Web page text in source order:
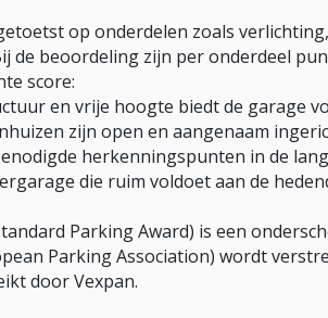
op onderdelen zoals
de beoordeling zijn per onderdeel
score:
en vrije hoogte biedt de garage
zijn open en aangenaam
herkenningspunten in de
die ruim voldoet aan de
Parking Award) is een
Parking Association) wordt
door Vexpan.